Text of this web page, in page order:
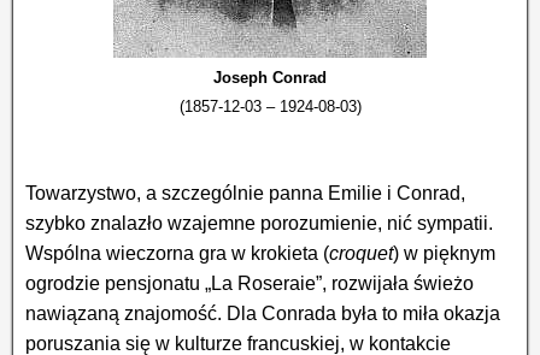
Joseph Conrad
(1857-12-03 – 1924-08-03)
Towarzystwo, a szczególnie panna Emilie i Conrad,
szybko znalazło wzajemne porozumienie, nić sympatii.
Wspólna wieczorna gra w krokieta (croquet) w pięknym
ogrodzie pensjonatu „La Roseraie”, rozwijała świeżo
nawiązaną znajomość. Dla Conrada była to miła okazja
poruszania się w kulturze francuskiej, w kontakcie